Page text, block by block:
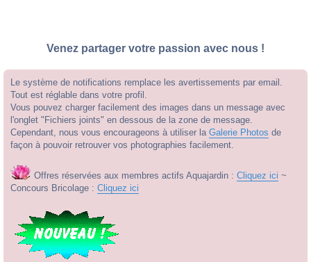
Venez partager votre passion avec nous !
Le système de notifications remplace les avertissements par email.
Tout est réglable dans votre profil.
Vous pouvez charger facilement des images dans un message avec
l'onglet "Fichiers joints" en dessous de la zone de message.
Cependant, nous vous encourageons à utiliser la Galerie Photos de
façon à pouvoir retrouver vos photographies facilement.
Offres réservées aux membres actifs Aquajardin : Cliquez ici ~
Concours Bricolage : Cliquez ici